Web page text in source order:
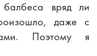
балбеса вряд ли
даже с
Поэтому я